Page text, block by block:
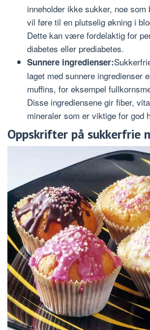
inneholder ikke sukker, noe
vil føre til en plutselig økning i
Dette kan være fordelaktig for
diabetes eller prediabetes.
Sunnere ingredienser:
laget med sunnere ingredienser
muffins, for eksempel
Disse ingrediensene gir fiber,
mineraler som er viktige for god
Oppskrifter på sukkerfrie